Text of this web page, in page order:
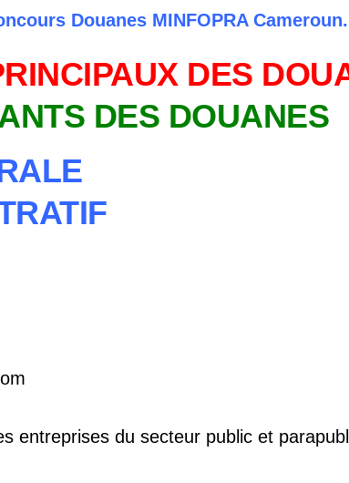
Douanes MINFOPRA Cameroun.
DES
DES DOUANES
entreprises du secteur public et